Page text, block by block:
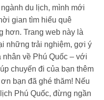
ngành du lịch, mình mới
gian tìm hiểu quê
hơn. Trang web này là
những trải nghiệm, gợi ý
nhân về Phú Quốc – với
chuyến đi của bạn thêm
bạn đã ghé thăm! Nếu
Phú Quốc, đừng ngần